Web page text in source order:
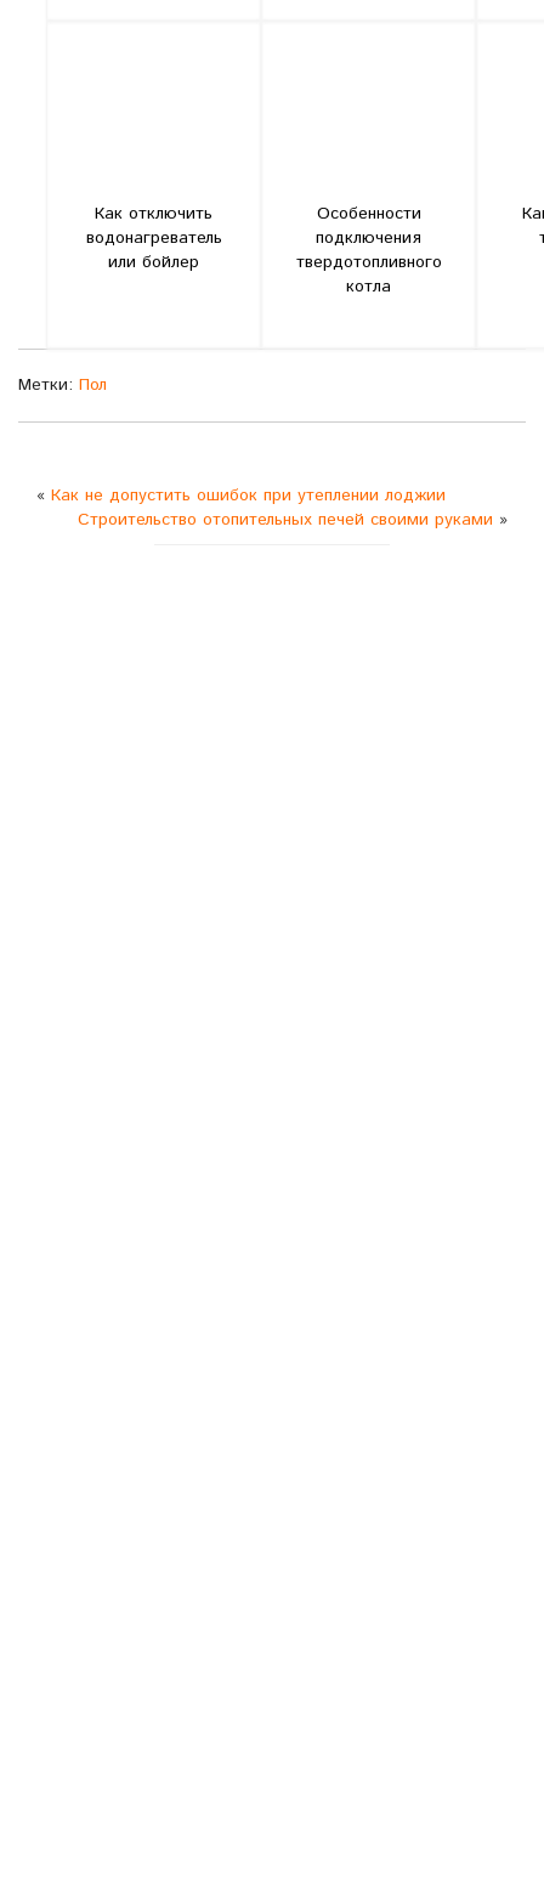
Как отключить
водонагреватель
или бойлер
Особенности
подключения
твердотопливного
котла
Метки: Пол
« Как не допустить ошибок при утеплении лоджии
Строительство отопительных печей своими руками »